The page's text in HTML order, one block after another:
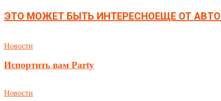
ЭТО МОЖЕТ БЫТЬ ИНТЕРЕСНОЕЩЕ ОТ
Новости
Испортить вам Party
Новости